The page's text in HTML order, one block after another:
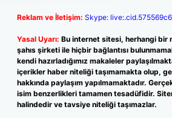
Reklam ve İletişim: Skype:
Yasal Uyarı: Bu internet sitesi, herhangi bir
şahıs şirketi ile hiçbir bağlantısı
kendi hazırladığımız makaleler
içerikler haber niteliği taşımamakta olup,
hakkında paylaşım yapılmamaktadır.
isim benzerlikleri tamamen tesadüfidir.
halindedir ve tavsiye niteliği taşımazlar.